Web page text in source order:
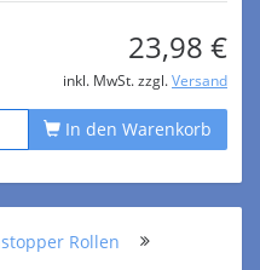
23,98 €
inkl. MwSt. zzgl. Versand
In den Warenkorb
Rollen